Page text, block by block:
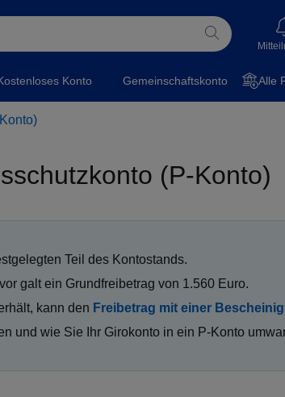
Konto Gemeinschaftskonto Alle
(P-Konto)
Teil des Kontostands.
galt ein Grundfreibetrag von 1.560 Euro.
kann den Freibetrag mit einer
und wie Sie Ihr Girokonto in ein P-Konto